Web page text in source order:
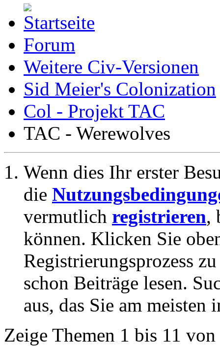
Forum
Weitere Civ-Versionen
Sid Meier's Colonization
Col - Projekt TAC
TAC - Werewolves
Wenn dies Ihr erster
die
vermutlich registrieren,
können. Klicken Sie
Registrierungsprozess
schon Beiträge lesen.
aus, das Sie am meisten
Zeige Themen 1 bis 11 von